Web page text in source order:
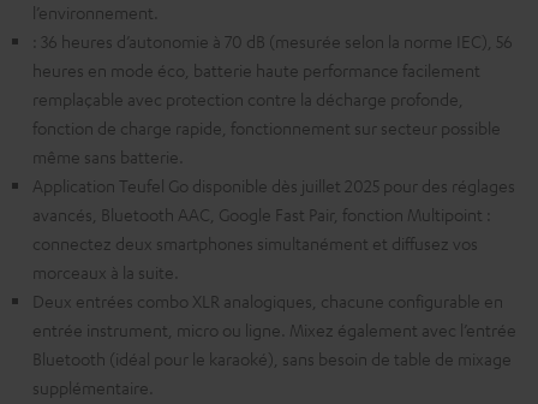
l’environnement.
: 36 heures d’autonomie à 70 dB (mesurée selon la norme IEC), 56
heures en mode éco, batterie haute performance facilement
remplaçable avec protection contre la décharge profonde,
fonction de charge rapide, fonctionnement sur secteur possible
même sans batterie.
Application Teufel Go disponible dès juillet 2025 pour des réglages
avancés, Bluetooth AAC, Google Fast Pair, fonction Multipoint :
connectez deux smartphones simultanément et diffusez vos
morceaux à la suite.
Deux entrées combo XLR analogiques, chacune configurable en
entrée instrument, micro ou ligne. Mixez également avec l’entrée
Bluetooth (idéal pour le karaoké), sans besoin de table de mixage
supplémentaire.